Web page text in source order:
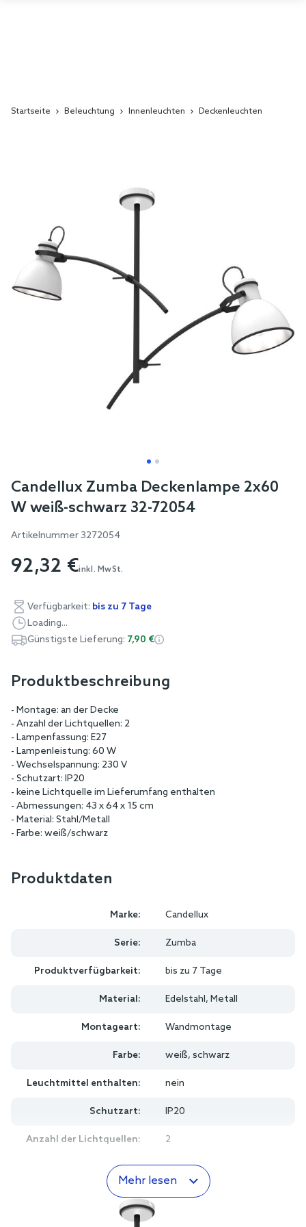
Startseite Beleuchtung Innenleuchten Deckenleuchten
images
Skip
to
beginning
the
gallery
Candellux Zumba Deckenlampe 2x60
W weiß-schwarz 32-72054
Artikelnummer3272054
92,32 €inkl. MwSt.
Verfügbarkeit: bis zu 7 Tage
Loading...
Günstigste Lieferung: 7,90 €
Produktbeschreibung
- Montage: an der Decke
- Anzahl der Lichtquellen: 2
- Lampenfassung: E27
- Lampenleistung: 60 W
- Wechselspannung: 230 V
- Schutzart: IP20
- keine Lichtquelle im Lieferumfang enthalten
- Abmessungen: 43 x 64 x 15 cm
- Material: Stahl/Metall
- Farbe: weiß/schwarz
Produktdaten
Marke: Candellux
Serie: Zumba
Produktverfügbarkeit: bis zu 7 Tage
Material: Edelstahl, Metall
Montageart: Wandmontage
Farbe: weiß, schwarz
Leuchtmittel enthalten: nein
Schutzart: IP20
Anzahl der Lichtquellen: 2
Mehr lesen